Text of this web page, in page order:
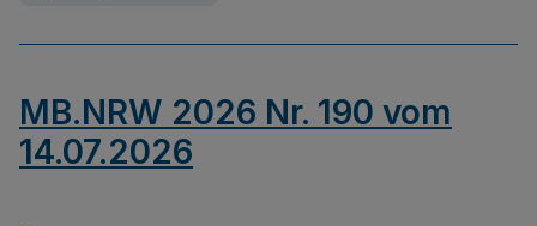
MB.NRW 2026 Nr. 190 vom
14.07.2026